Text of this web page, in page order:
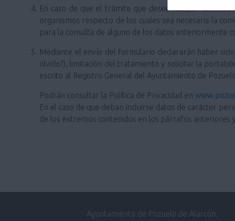
En caso de que el trámite que desee realizar
organismos respecto de los cuales sea necesaria la
para la consulta de alguno de los datos anteriormente
Mediante el envío del formulario declararán haber
olvido?), limitación del tratamiento y solicitar la
escrito al Registro General del Ayuntamiento de
Podrán consultar la Política de Privacidad en
En el caso de que deban incluirse datos de carácter
de los extremos contenidos en los párrafos anteriores
Ayuntamiento de Pozuelo de Alarcón.